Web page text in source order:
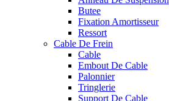
Butee
Fixation Amortisseur
Ressort
Cable De Frein
Cable
Embout De Cable
Palonnier
Tringlerie
Support De Cable